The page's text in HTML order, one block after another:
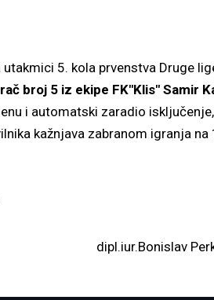
prvenstva Druge lige
broj 5 iz ekipe FK"Klis" Samir
i automatski zaradio
kažnjava zabranom igranja
dipl.iur.Bonislav